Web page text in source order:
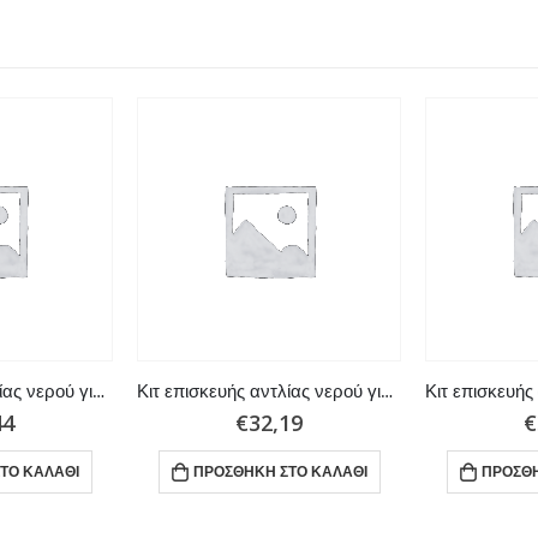
Κιτ επισκευής αντλίας νερού για Suzuki
ΚΑΛΆΘΙ
Κιτ επισκευής αντλίας νερού για Suzuki DT4/J4/DT5Y, DT4K1
€32,19
ΠΡΟΣΘΉΚΗ ΣΤΟ ΚΑΛΆΘΙ
€